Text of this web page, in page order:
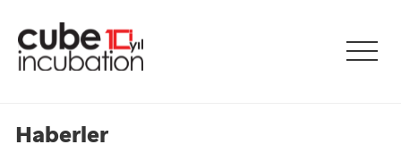
Haberler